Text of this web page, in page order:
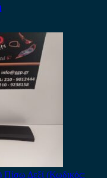
Δεξί (Κωδικός: